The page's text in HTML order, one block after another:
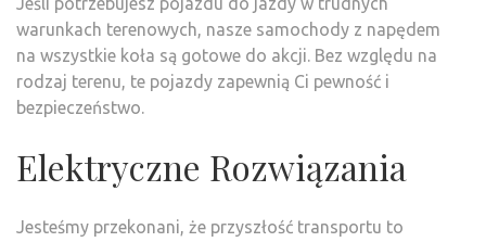
warunkach terenowych, nasze samochody z napędem
na wszystkie koła są gotowe do akcji. Bez względu na
rodzaj terenu, te pojazdy zapewnią Ci pewność i
bezpieczeństwo.
Elektryczne Rozwiązania
Jesteśmy przekonani, że przyszłość transportu to